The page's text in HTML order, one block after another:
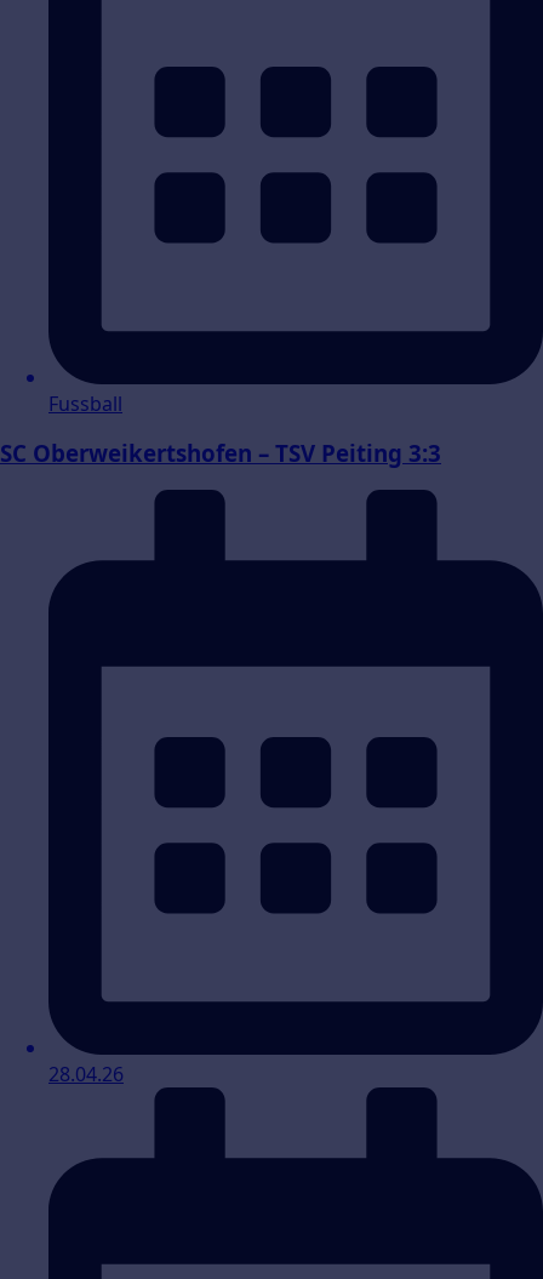
Fussball
SC Oberweikertshofen – TSV Peiting 3:3
28.04.26